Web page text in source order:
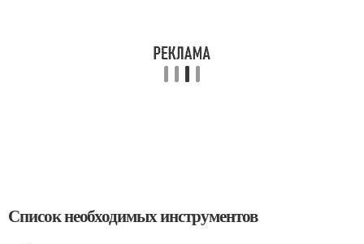
Список необходимых инструментов